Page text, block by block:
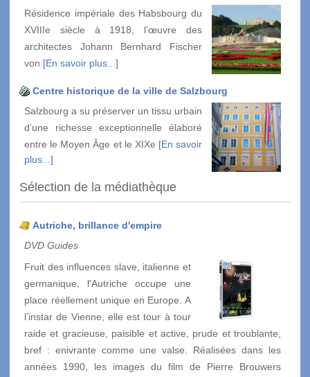
Résidence impériale des Habsbourg du
XVIIIe siècle à 1918, l’œuvre des
architectes Johann Bernhard Fischer
von [En savoir plus...]
Centre historique de la ville de Salzbourg
Salzbourg a su préserver un tissu urbain
d’une richesse exceptionnelle élaboré
entre le Moyen Âge et le XIXe [En savoir
plus...]
Sélection de la médiathèque
Autriche, brillance d'empire
DVD Guides
Fruit des influences slave, italienne et
germanique, l'Autriche occupe une
place réellement unique en Europe. A
l’instar de Vienne, elle est tour à tour
raide et gracieuse, paisible et active, prude et troublante,
bref : enivrante comme une valse. Réalisées dans les
années 1990, les images du film de Pierre Brouwers